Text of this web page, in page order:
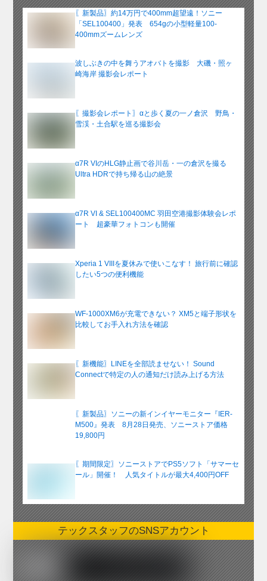
イ
ブ
〖新製品〗約14万円で400mm超望遠！ソニー
「SEL100400」発表 654gの小型軽量100-
400mmズームレンズ
波しぶきの中を舞うアオバトを撮影 大磯・照ヶ
崎海岸 撮影会レポート
〖撮影会レポート〗αと歩く夏の一ノ倉沢 野鳥・
雪渓・土合駅を巡る撮影会
α7R VIのHLG静止画で谷川岳・一の倉沢を撮る
Ultra HDRで持ち帰る山の絶景
α7R VI & SEL100400MC 羽田空港撮影体験会レポ
ート 超豪華フォトコンも開催
Xperia 1 VIIIを夏休みで使いこなす！ 旅行前に確認
したい5つの便利機能
WF-1000XM6が充電できない？ XM5と端子形状を
比較してお手入れ方法を確認
〖新機能〗LINEを全部読ませない！ Sound
Connectで特定の人の通知だけ読み上げる方法
〖新製品〗ソニーの新インイヤーモニター『IER-
M500』発表 8月28日発売、ソニーストア価格
19,800円
〖期間限定〗ソニーストアでPS5ソフト「サマーセ
ール」開催！ 人気タイトルが最大4,400円OFF
テックスタッフのSNSアカウント